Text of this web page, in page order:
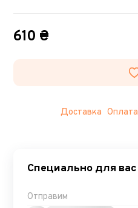
610 ₴
Доставка Оплата
Специально для вас
Отправим